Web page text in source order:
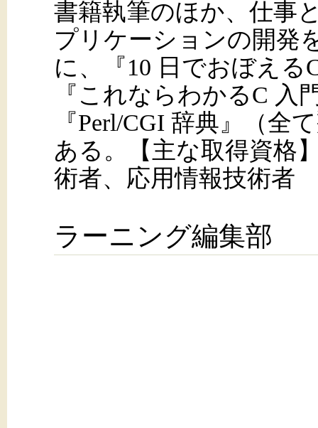
書籍執筆のほか、仕事
プリケーションの開発
に、『10 日でおぼえる
『これならわかるC 入
『Perl/CGI 辞典』（全
ある。【主な取得資格
術者、応用情報技術者
ラーニング編集部